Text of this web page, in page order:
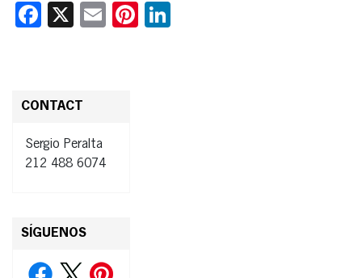
Facebook
X EmailPinterest
CONTACT
Sergio Peralta
212 488 6074
SÍGUENOS